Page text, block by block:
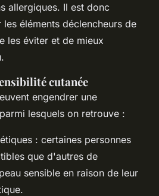
allergiques. Il est donc
éléments déclencheurs de
les éviter et de mieux
cutanée
engendrer une
lesquels on retrouve :
: certaines personnes
que d'autres de
sensible en raison de leur